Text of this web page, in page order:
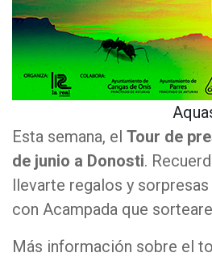
Esta semana, el Tour de
de junio a Donosti.
llevarte regalos y
con Acampada que
Más información sobre el